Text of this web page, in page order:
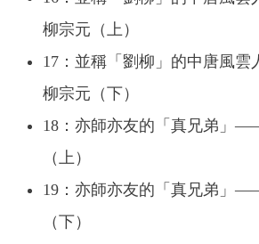
柳宗元（上）
17：並稱「劉柳」的中唐風
柳宗元（下）
18：亦師亦友的「真兄弟」
（上）
19：亦師亦友的「真兄弟」
（下）